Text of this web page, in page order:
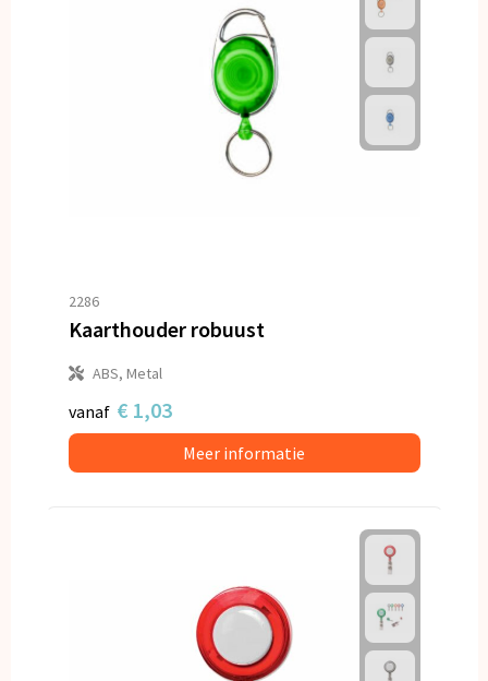
2286
Kaarthouder robuust
ABS, Metal
vanaf € 1,03
Meer informatie